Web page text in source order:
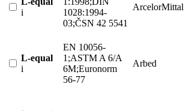
i
1028:1994-
03;ČSN 42 5541
ArcelorMittal
L-equal
i
EN 10056-
1;ASTM A 6/A
6M;Euronorm
56-77
Arbed